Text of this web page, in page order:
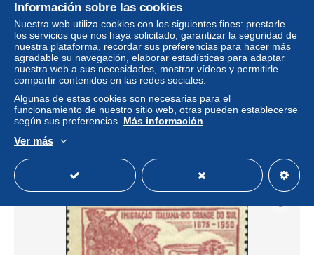
89105 - Brasilien - 1955 - Cr$1,40 Somoza MiF a R-LpBf
AV RIO BRANCO (Rio de Janeiro) -> CLEVELAND,
OHIO (USA)
± 3,47 US$
Estatus
Información sobre las cookies
Nuestra web utiliza cookies con los siguientes fines: prestarle
los servicios que nos haya solicitado, garantizar la seguridad de
nuestra plataforma, recordar sus preferencias para hacer más
agradable su navegación, elaborar estadísticas para adaptar
nuestra web a sus necesidades, mostrar vídeos y permitirle
compartir contenidos en las redes sociales.
Algunas de estas cookies son necesarias para el
funcionamiento de nuestro sitio web, otras pueden establecerse
según sus preferencias. Más información
Ver más